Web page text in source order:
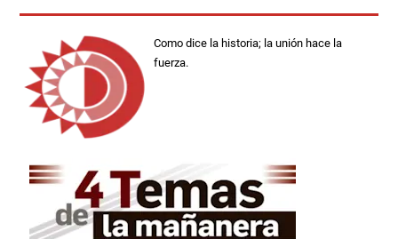
Como dice la historia; la unión hace la
fuerza.